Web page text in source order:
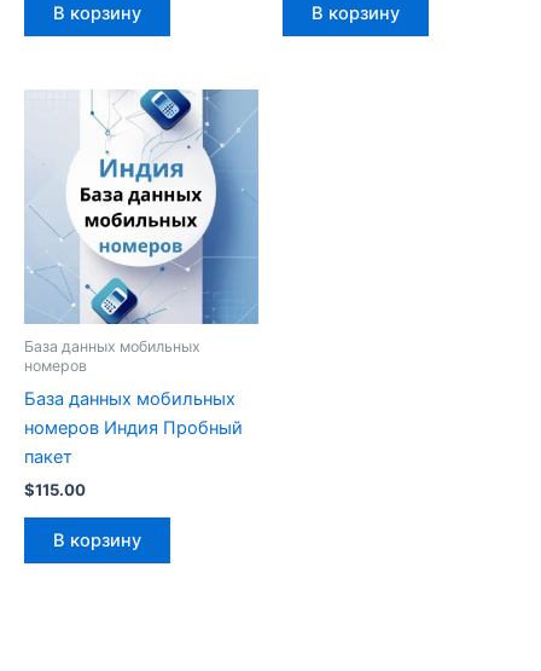
В корзину В корзину
База данных мобильных
номеров
База данных мобильных
номеров Индия Пробный
пакет
$115.00
В корзину